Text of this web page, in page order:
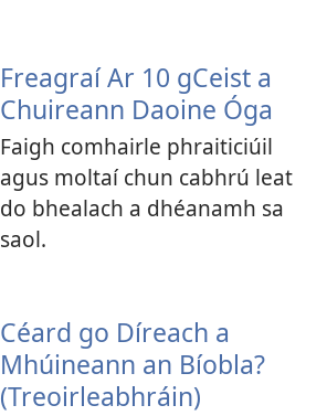
Freagraí Ar 10 gCeist a
Chuireann Daoine Óga
Faigh comhairle phraiticiúil
agus moltaí chun cabhrú leat
do bhealach a dhéanamh sa
saol.
Céard go Díreach a
Mhúineann an Bíobla?
(Treoirleabhráin)